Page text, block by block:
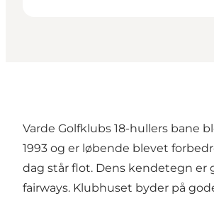
Varde Golfklubs 18-hullers bane
1993 og er løbende blevet
dag står flot. Dens kendetegn er
fairways. Klubhuset byder på